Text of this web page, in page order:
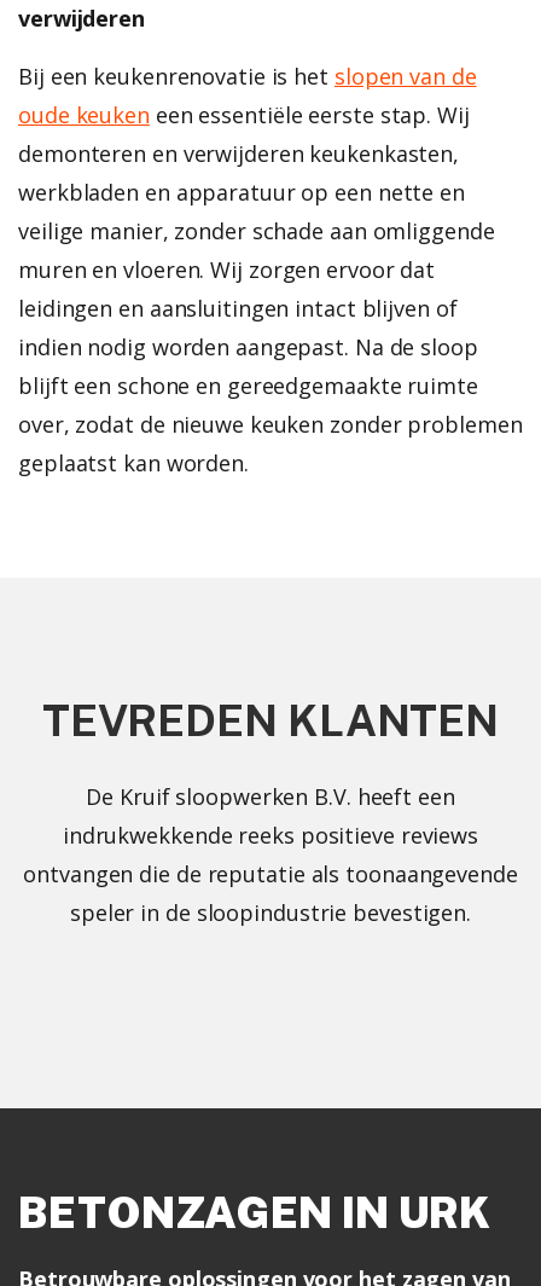
verwijderen
Bij een keukenrenovatie is het slopen van de
oude keuken een essentiële eerste stap. Wij
demonteren en verwijderen keukenkasten,
werkbladen en apparatuur op een nette en
veilige manier, zonder schade aan omliggende
muren en vloeren.Wij zorgen ervoor dat
leidingen en aansluitingen intact blijven of
indien nodig worden aangepast. Na de sloop
blijft een schone en gereedgemaakte ruimte
over, zodat de nieuwe keuken zonder problemen
geplaatst kan worden.
TEVREDEN KLANTEN
De Kruif sloopwerken B.V. heeft een
indrukwekkende reeks positieve reviews
ontvangen die de reputatie als toonaangevende
speler in de sloopindustrie bevestigen.
BETONZAGEN IN URK
Betrouwbare oplossingen voor het zagen van